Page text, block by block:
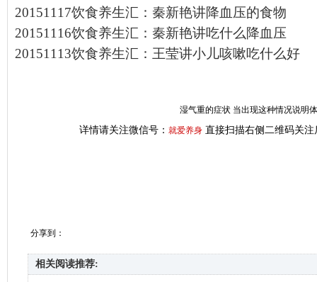
20151117饮食养生汇：秦新艳讲降血压的食物
20151116饮食养生汇：秦新艳讲吃什么降血压
20151113饮食养生汇：王莹讲小儿咳嗽吃什么好
湿气重的症状 当出现这种情况说明
详情请关注微信号： 就爱养身 直接扫描右侧二维码关注
分享到：
相关阅读推荐: